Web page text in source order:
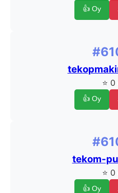
👍 Oy
⭐
👍 Oy
tekom-
⭐
👍 Oy